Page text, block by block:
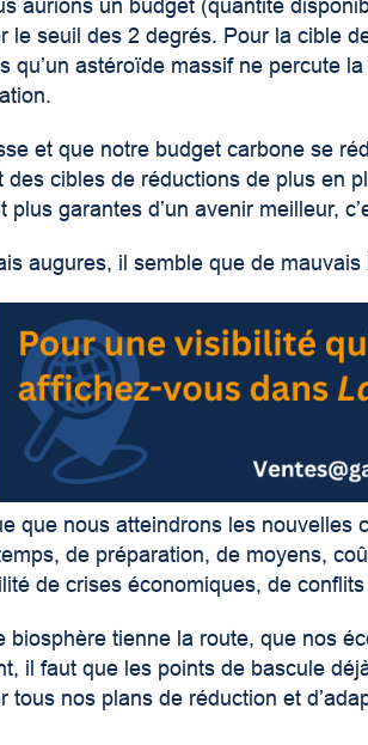
aurions un budget (quantité
le seuil des 2 degrés. Pour la cible
qu’un astéroïde massif ne percute
et que notre budget carbone se
des cibles de réductions de plus en
plus garantes d’un avenir meilleur,
augures, il semble que de
que nous atteindrons les
de préparation, de moyens,
de crises économiques, de
biosphère tienne la route, que nos
il faut que les points de bascule
tous nos plans de réduction et